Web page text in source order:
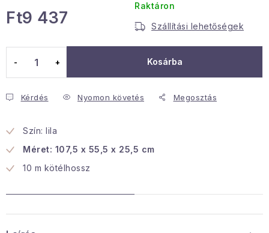
Januári akció
Hogyan kell panaszkodni / visszaadni az áruka
Érintkezés
Ft9 437
Raktáron
Szállítási lehetőségek
Kosárba
Kérdés Nyomon követés Megosztás
Szín: lila
Méret: 107,5 x 55,5 x 25,5 cm
10 m kötélhossz